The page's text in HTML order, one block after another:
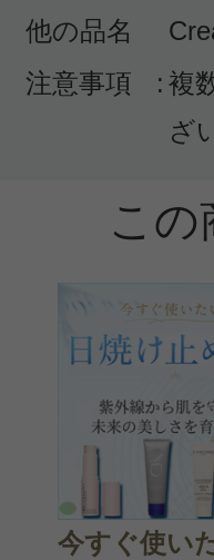
他の品名
注意事項
: 複
ざ
この
今すぐ使い